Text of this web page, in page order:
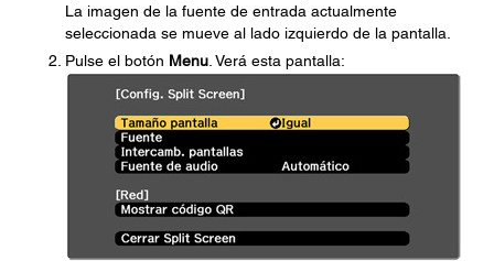
La imagen de la fuente de entrada actualmente
seleccionada se mueve al lado izquierdo de la pantalla.
Pulse el botón Menu . Verá esta pantalla: